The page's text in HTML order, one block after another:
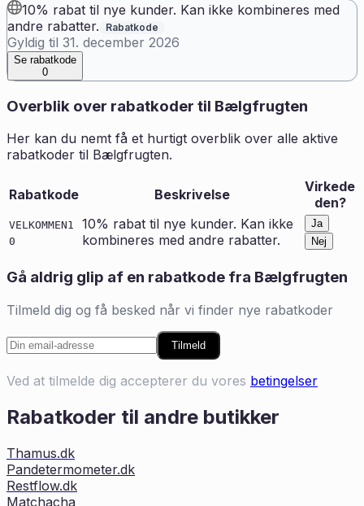
10% rabat til nye kunder. Kan ikke kombineres med
andre rabatter.
Rabatkode
Gyldig til 31. december 2026
Se rabatkode
0
Overblik over rabatkoder til Bælgfrugten
Her kan du nemt få et hurtigt overblik over alle aktive
rabatkoder til Bælgfrugten.
Rabatkode Beskrivelse
Virkede
den?
VELKOMMEN1
0
10% rabat til nye kunder. Kan ikke
kombineres med andre rabatter.
Ja
Nej
Gå aldrig glip af en rabatkode fra Bælgfrugten
Tilmeld dig og få besked når vi finder nye rabatkoder
Tilmeld
Ved at tilmelde dig accepterer du vores betingelser
Rabatkoder til andre butikker
Thamus.dk
Pandetermometer.dk
Restflow.dk
Matchacha